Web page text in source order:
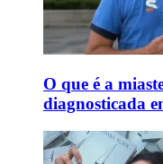
O que é a
diagnosticada